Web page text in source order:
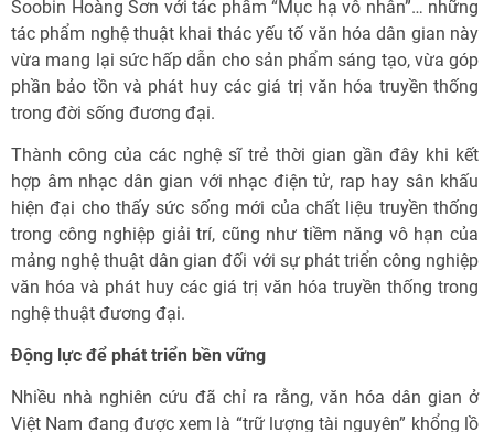
Soobin Hoàng Sơn với tác phẩm “Mục hạ vô nhân”… những
tác phẩm nghệ thuật khai thác yếu tố văn hóa dân gian này
vừa mang lại sức hấp dẫn cho sản phẩm sáng tạo, vừa góp
phần bảo tồn và phát huy các giá trị văn hóa truyền thống
trong đời sống đương đại.
Thành công của các nghệ sĩ trẻ thời gian gần đây khi kết
hợp âm nhạc dân gian với nhạc điện tử, rap hay sân khấu
hiện đại cho thấy sức sống mới của chất liệu truyền thống
trong công nghiệp giải trí, cũng như tiềm năng vô hạn của
mảng nghệ thuật dân gian đối với sự phát triển công nghiệp
văn hóa và phát huy các giá trị văn hóa truyền thống trong
nghệ thuật đương đại.
Động lực để phát triển bền vững
Nhiều nhà nghiên cứu đã chỉ ra rằng, văn hóa dân gian ở
Việt Nam đang được xem là “trữ lượng tài nguyên” khổng lồ